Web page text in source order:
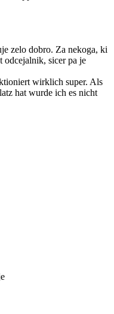
zelo dobro. Za nekoga, ki
odcejalnik, sicer pa je
wirklich super. Als
hat wurde ich es nicht